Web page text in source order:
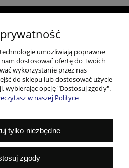
Porady
konto
O firmie
umożliwiają poprawne
dostosować ofertę do Twoich
wykorzystanie przez nas
do sklepu lub dostosować użycie
wybierając opcję "Dostosuj zgody".
w naszej Polityce
tylko niezbędne
zgody